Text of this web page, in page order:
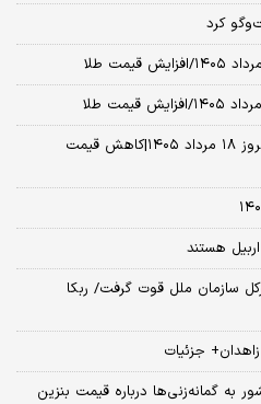
کرد
قیمت سکه، نیم سکه و ربع سکه امروز ۱۸ مرداد ۱۴۰۵|کاهش قیمت
هستند
سازمان ملل قوت گرفت/ ربکا
جزئیات
به گمانه‌زنی‌ها درباره قیمت بنزین